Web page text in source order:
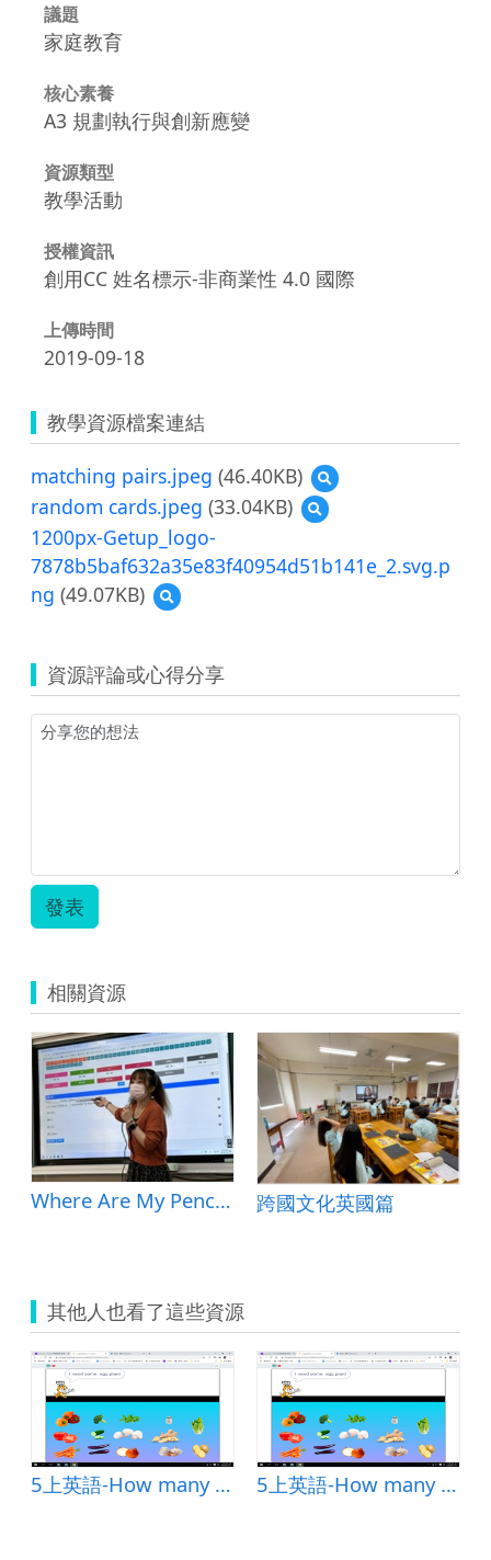
議題
家庭教育
核心素養
A3 規劃執行與創新應變
資源類型
教學活動
授權資訊
創用CC 姓名標示-非商業性 4.0 國際
上傳時間
2019-09-18
教學資源檔案連結
matching pairs.jpeg (46.40KB)
預
覽
random cards.jpeg (33.04KB)
預
覽
cards.jpeg
1200px-Getup_logo-
7878b5baf632a35e83f40954d51b141e_2.svg.p
ng (49.07KB)
預
覽
7878b5baf632a35e83f40954d51b141e_2.svg.png
資源評論或心得分享
發表
相關資源
Where Are My Pencils: Talking About Locations 跨國文化英國篇
其他人也看了這些資源
5上英語-How many __ do you want(Follow Me 5 U4) 5上英語-How many __ do you want(Follow Me 5 U4)